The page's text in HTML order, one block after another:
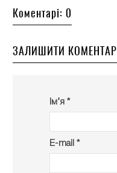
Коментарі: 0
ЗАЛИШИТИ КОМЕНТАР
Ім’я *
E-mail *